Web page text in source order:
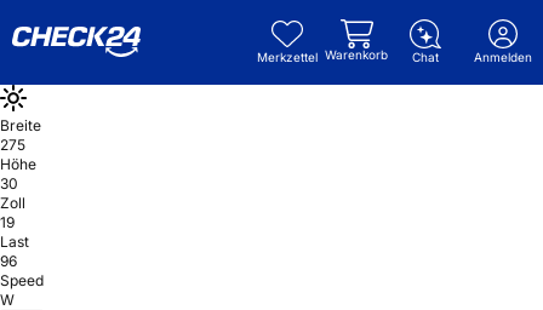
Merkzettel Warenkorb Chat Anmelden
Breite
275
Höhe
30
Zoll
19
Last
96
Speed
W